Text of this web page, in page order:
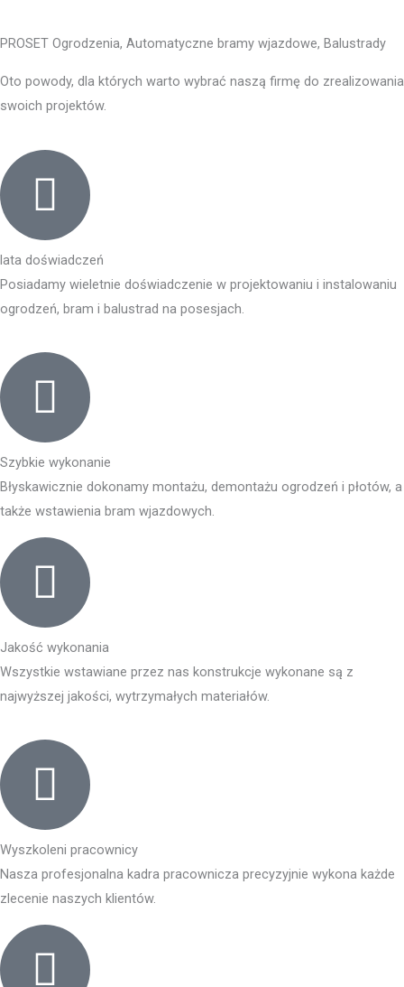
PROSET Ogrodzenia, Automatyczne bramy wjazdowe, Balustrady
Oto powody, dla których warto wybrać naszą firmę do zrealizowania
swoich projektów.
lata doświadczeń
Posiadamy wieletnie doświadczenie w projektowaniu i instalowaniu
ogrodzeń, bram i balustrad na posesjach.
Szybkie wykonanie
Błyskawicznie dokonamy montażu, demontażu ogrodzeń i płotów, a
także wstawienia bram wjazdowych.
Jakość wykonania
Wszystkie wstawiane przez nas konstrukcje wykonane są z
najwyższej jakości, wytrzymałych materiałów.
Wyszkoleni pracownicy
Nasza profesjonalna kadra pracownicza precyzyjnie wykona każde
zlecenie naszych klientów.